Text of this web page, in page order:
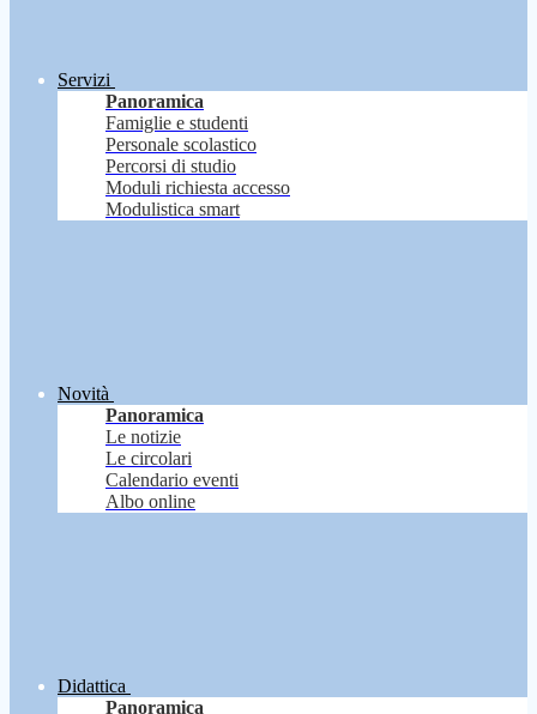
Servizi
Panoramica
Famiglie e studenti
Personale scolastico
Percorsi di studio
Moduli richiesta accesso
Modulistica smart
Novità
Panoramica
Le notizie
Le circolari
Calendario eventi
Albo online
Didattica
Panoramica